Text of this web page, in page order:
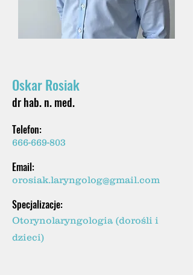
Oskar Rosiak
dr hab. n. med.
Telefon:
666-669-803
Email:
orosiak.laryngolog@gmail.com
Specjalizacje:
Otorynolaryngologia (dorośli i
dzieci)